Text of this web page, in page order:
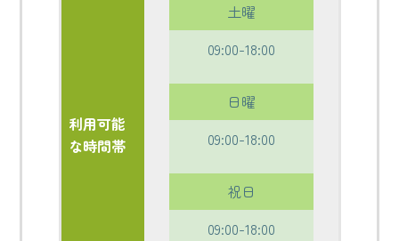
利用可能
な時間帯
土曜
09:00-18:00
日曜
09:00-18:00
祝日
09:00-18:00